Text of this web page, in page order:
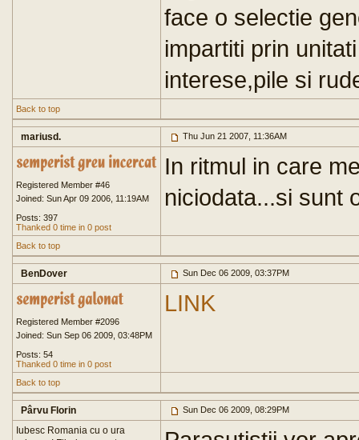
face o selectie
impartiti prin
interese,pile si
Back to top
mariusd. Thu Jun 21 2007, 11:36AM
Registered Member #46
Joined: Sun Apr 09 2006, 11:19AM
Posts: 397
Thanked 0 time in 0 post
In ritmul in care
niciodata...si sunt
Back to top
BenDover Sun Dec 06 2009, 03:37PM
Registered Member #2096
Joined: Sun Sep 06 2009, 03:48PM
Posts: 54
Thanked 0 time in 0 post
LINK
Back to top
Pârvu Florin Sun Dec 06 2009, 08:29PM
Iubesc Romania cu o ura